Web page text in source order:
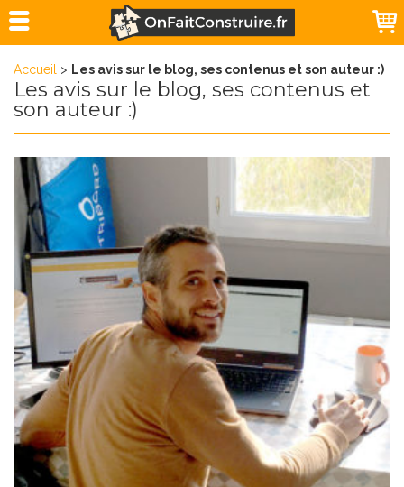
Accueil > Les avis sur le blog, ses contenus et son auteur :)
Les avis sur le blog, ses contenus et
son auteur :)